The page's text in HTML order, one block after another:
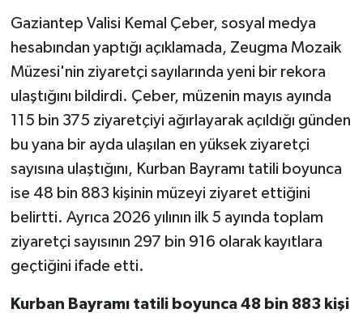
Gaziantep Valisi Kemal Çeber, sosyal medya
hesabından yaptığı açıklamada, Zeugma Mozaik
Müzesi'nin ziyaretçi sayılarında yeni bir rekora
ulaştığını bildirdi. Çeber, müzenin mayıs ayında
115 bin 375 ziyaretçiyi ağırlayarak açıldığı günden
bu yana bir ayda ulaşılan en yüksek ziyaretçi
sayısına ulaştığını, Kurban Bayramı tatili boyunca
ise 48 bin 883 kişinin müzeyi ziyaret ettiğini
belirtti. Ayrıca 2026 yılının ilk 5 ayında toplam
ziyaretçi sayısının 297 bin 916 olarak kayıtlara
geçtiğini ifade etti.
Kurban Bayramı tatili boyunca 48 bin 883 kişi
Yaşam
Yeme-İçme
Yemek